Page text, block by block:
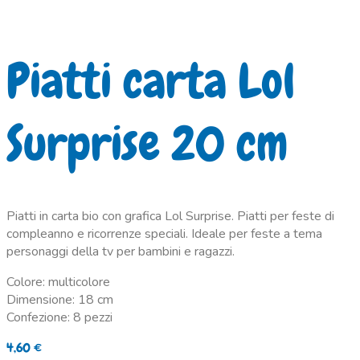
Piatti carta Lol
Surprise 20 cm
Piatti in carta bio con grafica Lol Surprise. Piatti per feste di
compleanno e ricorrenze speciali. Ideale per feste a tema
personaggi della tv per bambini e ragazzi.
Colore: multicolore
Dimensione: 18 cm
Confezione: 8 pezzi
4,60€